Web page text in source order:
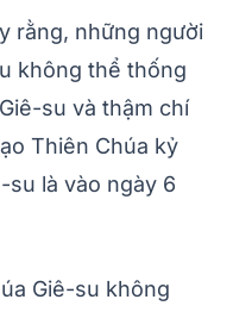
rằng, những người
không thể thống
su và thậm chí
Thiên Chúa kỷ
su là vào ngày 6
Giê-su không